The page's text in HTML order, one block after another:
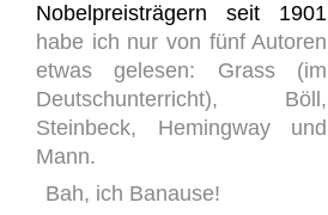
Nobelpreisträgern seit 1901
habe ich nur von fünf Autoren
etwas gelesen: Grass (im
Deutschunterricht), Böll,
Steinbeck, Hemingway und
Mann.
Bah, ich Banause!